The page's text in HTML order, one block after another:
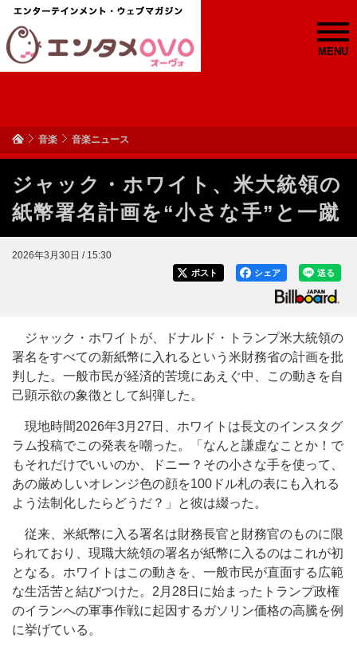
MENU
音楽 音楽ニュース
ジャック・ホワイト、米大統領の
紙幣署名計画を“小さな手”と一蹴
2026年3月30日 / 15:30
送る
シェア
ポスト
ジャック・ホワイトが、ドナルド・トランプ米大統領の
署名をすべての新紙幣に入れるという米財務省の計画を批
判した。一般市民が経済的苦境にあえぐ中、この動きを自
己顕示欲の象徴として糾弾した。
現地時間2026年3月27日、ホワイトは長文のインスタグ
ラム投稿でこの発表を嘲った。「なんと謙虚なことか！で
もそれだけでいいのか、ドニー？その小さな手を使って、
あの厳めしいオレンジ色の顔を100ドル札の表にも入れる
よう法制化したらどうだ？」と彼は綴った。
従来、米紙幣に入る署名は財務長官と財務官のものに限
られており、現職大統領の署名が紙幣に入るのはこれが初
となる。ホワイトはこの動きを、一般市民が直面する広範
な生活苦と結びつけた。2月28日に始まったトランプ政権
のイランへの軍事作戦に起因するガソリン価格の高騰を例
に挙げている。